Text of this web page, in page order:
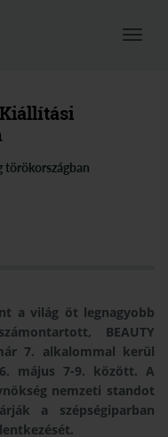
Menü
Kiállítási
törökországban
a világ öt legnagyobb
BEAUTY
7. alkalommal kerül
május 7-9. között. A
nemzeti standot
a szépségiparban